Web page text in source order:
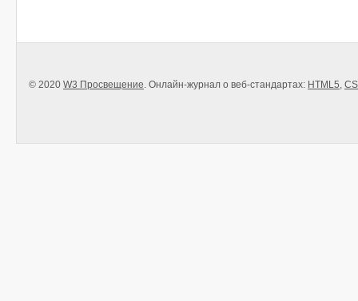
© 2020 W3 Просвещение. Онлайн-журнал о веб-стандартах: HTML5,